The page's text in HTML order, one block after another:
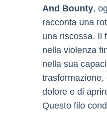
And Bounty,
racconta una
una riscossa. Il
nella violenza
nella sua
trasformazione,
dolore e di
Questo filo